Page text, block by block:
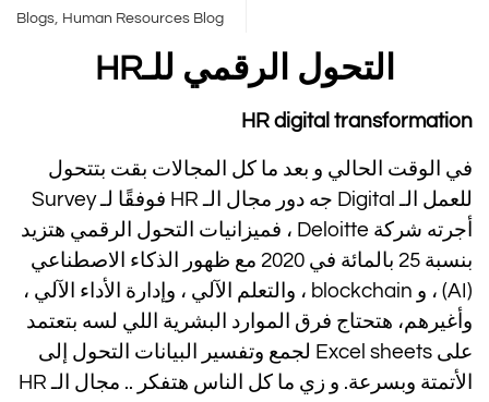
Blogs, Human Resources Blog
التحول الرقمي للـHR
HR digital transformation
في الوقت الحالي و بعد ما كل المجالات بقت بتتحول
للعمل الـ Digital جه دور مجال الـ
HR
فوفقًا لـ Survey
أجرته شركة Deloitte ، فميزانيات التحول الرقمي هتزيد
بنسبة 25 بالمائة في 2020 مع ظهور الذكاء الاصطناعي
(AI) ، و blockchain ، والتعلم الآلي ، وإدارة الأداء الآلي ،
وأغيرهم، هتحتاج فرق الموارد البشرية اللي لسه بتعتمد
على Excel sheets لجمع وتفسير البيانات التحول إلى
الأتمتة وبسرعة. و زي ما كل الناس هتفكر .. مجال الـ HR